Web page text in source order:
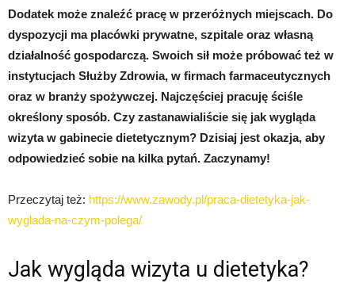
Dodatek może znaleźć pracę w przeróżnych miejscach. Do
dyspozycji ma placówki prywatne, szpitale oraz własną
działalność gospodarczą. Swoich sił może próbować też w
instytucjach Służby Zdrowia, w firmach farmaceutycznych
oraz w branży spożywczej. Najczęściej pracuję ściśle
określony sposób. Czy zastanawialiście się jak wygląda
wizyta w gabinecie dietetycznym? Dzisiaj jest okazja, aby
odpowiedzieć sobie na kilka pytań. Zaczynamy!
Przeczytaj też: https://www.zawody.pl/praca-dietetyka-jak-
wyglada-na-czym-polega/
Jak wygląda wizyta u dietetyka?